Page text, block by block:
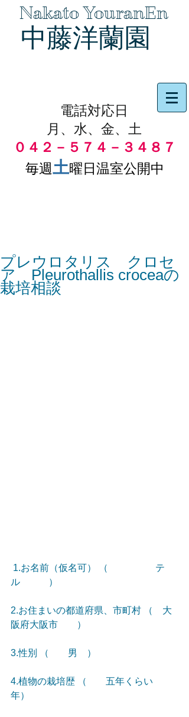
Nakato YouranEn
中藤洋蘭園
電話対応日
月、水、金、土
０４２－５７４－３４８７
毎週土曜日温室公開中
プレウロタリス クロセ
ア Pleurothallis croceaの
栽培相談
ル　　　）
2.お住まいの都道府県、市町村 （　大
阪府大阪市　　）
3.性別 （　　男　）
4.植物の栽培歴 （　　五年くらい
年）